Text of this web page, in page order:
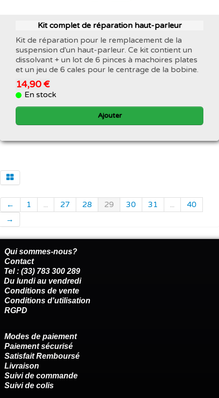
Kit complet de réparation haut-parleur
Kit de réparation pour le remplacement de la
suspension d'un haut-parleur. Ce kit contient un
dissolvant + un lot de 6 pinces à machoires plates
et un jeu de 6 cales pour le centrage de la bobine.
14,90 €
En stock
Ajouter
← 1 ... 27 28 29 30 31 ...
40
→
Qui sommes-nous?
Contact
Tel : (33) 783 300 289
Du lundi au vendredi
Conditions de vente
Conditions d'utilisation
RGPD
Modes de paiement
Paiement sécurisé
Satisfait Remboursé
Livraison
Suivi de commande
Suivi de colis